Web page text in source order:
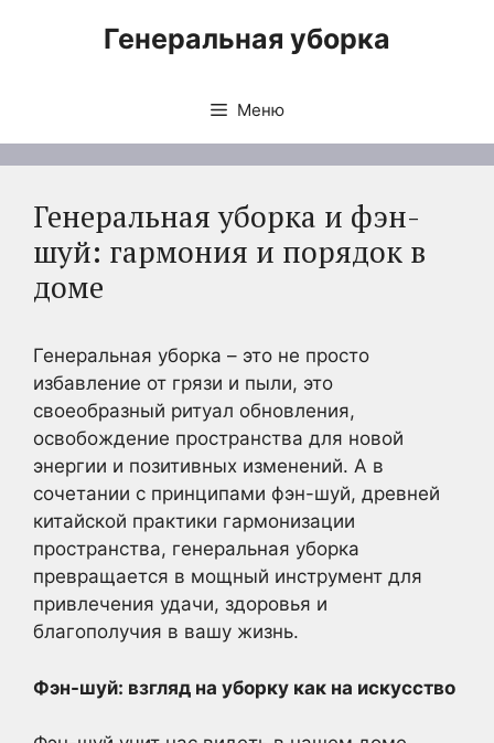
Генеральная уборка
Меню
Генеральная уборка и фэн-
шуй: гармония и порядок в
доме
Генеральная уборка – это не просто
избавление от грязи и пыли, это
своеобразный ритуал обновления,
освобождение пространства для новой
энергии и позитивных изменений. А в
сочетании с принципами фэн-шуй, древней
китайской практики гармонизации
пространства, генеральная уборка
превращается в мощный инструмент для
привлечения удачи, здоровья и
благополучия в вашу жизнь.
Фэн-шуй: взгляд на уборку как на искусство